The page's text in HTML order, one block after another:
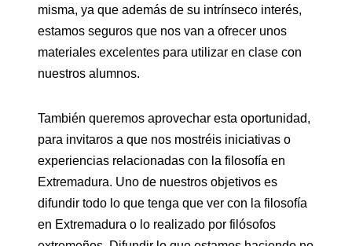
misma, ya que además de su intrínseco interés,
estamos seguros que nos van a ofrecer unos
materiales excelentes para utilizar en clase con
nuestros alumnos.
También queremos aprovechar esta oportunidad,
para invitaros a que nos mostréis iniciativas o
experiencias relacionadas con la filosofía en
Extremadura. Uno de nuestros objetivos es
difundir todo lo que tenga que ver con la filosofía
en Extremadura o lo realizado por filósofos